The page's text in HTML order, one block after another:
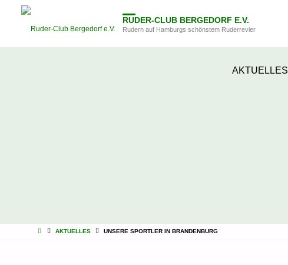
RUDER-CLUB BERGEDORF E.V.
Rudern auf Hamburgs schönstem Ruderrevier
AKTUELLES
STARTSEITE
AKTUELLES UNSERE SPORTLER IN BRANDENBURG